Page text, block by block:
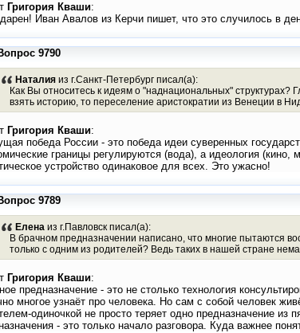
Григория Кваши:
Иван Авалов из Керчи пишет, что это случилось в
9790
Наталияиз г.Санкт-Петербург писал(а):
Как Вы относитесь к идеям о "наднациональных"
взять историю, то переселение аристократии из Венеции в
Григория Кваши:
победа России - это победа идеи суверенных
границы регулируются (вода), а идеология
устройство одинаковое для всех. Это ужасно!
9789
Еленаиз г.Павловск писал(а):
В брачном предназначении написано, что многие пытаются
только с одним из родителей? Ведь таких в нашей стране
Григория Кваши:
предназначение - это не столько технология
многое узнаёт про человека. Но сам с собой человек
одиночкой не просто теряет одно предназначение
- это только начало разговора. Куда важнее